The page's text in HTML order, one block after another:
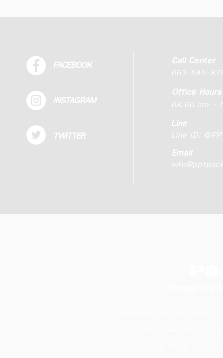
FACEBOOK
INSTAGRAM
TWITTER
Call Center
062-545-
Office Hours
08.00 am -
Line
Line ID:
Email